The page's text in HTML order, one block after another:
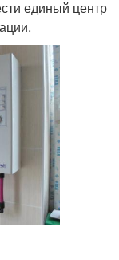
единый центр